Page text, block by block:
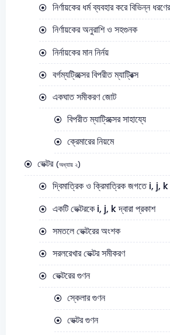
নির্ণায়কের ধর্ম ব্যবহার করে বিভিন্ন
নির্ণায়কের অনুরাশি ও সহগুনক
নির্নায়কের মান নির্নয়
বর্গম্যট্রিক্সের বিপরীত ম্যাট্রিক্স
একঘাত সমীকরণ জোট
বিপরীত ম্যাট্রিক্সের সাহায্যে
ক্রেমারের নিয়মে
ভেক্টর (অধ্যায় ২)
দ্বিমাত্রিক ও ক্রিমাত্রিক জগতে i, j, k
একটি ভেক্টরকে i, j, k দ্বারা প্রকাশ
সমতলে ভেক্টরের অংশক
সরলরেখার ভেক্টর সমীকরণ
ভেক্টরের গুণন
স্কেলার গুণন
ভেক্টর গুণন